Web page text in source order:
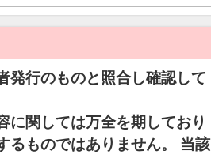
発行のものと照合し確認して
に関しては万全を期しており
るものではありません。 当該